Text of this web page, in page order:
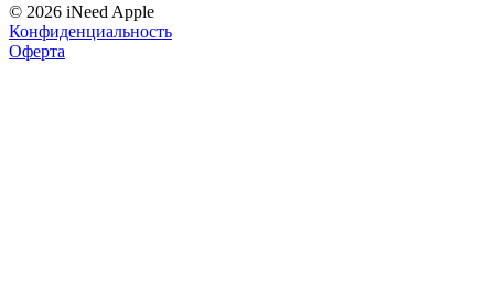
© 2026 iNeed Apple
Конфиденциальность
Оферта